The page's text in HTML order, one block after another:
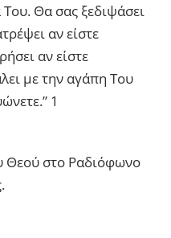
Θα σας ξεδιψάσει
αν είστε
αν είστε
με την αγάπη Του
1
Θεού στο Ραδιόφωνο